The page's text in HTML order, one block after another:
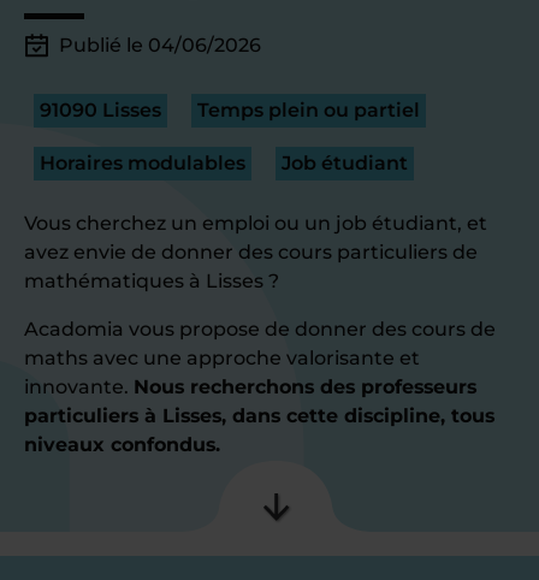
Publié le 04/06/2026
91090 Lisses Temps plein ou partiel
Horaires modulables Job étudiant
Vous cherchez un emploi ou un job étudiant, et
avez envie de donner des cours particuliers de
mathématiques à Lisses ?
Acadomia vous propose de donner des cours de
maths avec une approche valorisante et
innovante. Nous recherchons des professeurs
particuliers à Lisses, dans cette discipline, tous
niveaux confondus.